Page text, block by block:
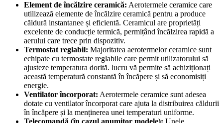
Element de încălzire ceramică: Aerotermele ceramice care
utilizează elemente de încălzire ceramică pentru a produce
căldură instantanee și eficientă. Ceramicul are proprietăți
excelente de conducție termică, permițând încălzirea rapidă a
aerului care trece prin dispozitiv.
Termostat reglabil: Majoritatea aerotermelor ceramice sunt
echipate cu termostate reglabile care permit utilizatorului să
ajusteze temperatura dorită. lucru vă permite să achiziționați
această temperatură constantă în încăpere și să economisiți
energie.
Ventilator încorporat: Aerotermele ceramice sunt adesea
dotate cu ventilator încorporat care ajuta la distribuirea căldurii
în încăpere și la menținerea unei temperaturi uniforme.
Telecomandă (în cazul anumitor modele): Unele